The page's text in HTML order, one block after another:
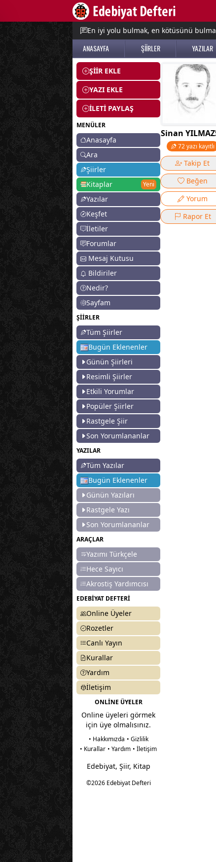
En iyi yolu bulmak, en kötüsünü
ANASAYFA ŞİİRLER YAZILAR
ŞİİR EKLE
YAZI EKLE
İLETİ PAYLAŞ
MENÜLER
Anasayfa
Ara
Şiirler
Kitaplar
Yeni
Yazılar
Keşfet
İletiler
Forumlar
Mesaj Kutusu
Bildiriler
Nedir?
Sayfam
ŞİİRLER
Tüm Şiirler
Bugün Eklenenler
Günün Şiirleri
Resimli Şiirler
Etkili Yorumlar
Popüler Şiirler
Rastgele Şiir
Son Yorumlananlar
YAZILAR
Tüm Yazılar
Bugün Eklenenler
Günün Yazıları
Rastgele Yazı
Son Yorumlananlar
ARAÇLAR
Yazımı Türkçele
Hece Sayıcı
Akrostiş Yardımcısı
EDEBİYAT DEFTERİ
Online Üyeler
Rozetler
Canlı Yayın
Kurallar
Yardım
İletişim
ONLİNE ÜYELER
Online üyeleri görmek
için üye olmalısınız.
• Hakkımızda • Gizlilik
• Kurallar • Yardım • İletişim
Edebiyat, Şiir, Kitap
©2026 Edebiyat Defteri
Sinan
72 yazı kayıtlı
Takip Et
Beğen
Yorum
Rapor Et
menu